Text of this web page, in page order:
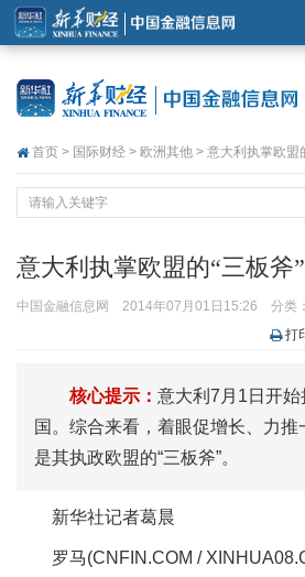
首页 > 国际财经 > 欧洲其他 > 意大利执掌欧盟
意大利执掌欧盟的“三板斧”
中国金融信息网 2014年07月01日15:26 分类：
打
核心提示： 意大利7月1日开
国。综合来看，着眼促增长、力
是其执政欧盟的“三板斧”。
新华社记者葛晨
罗马(CNFIN.COM /